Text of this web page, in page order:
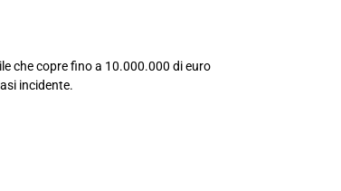
che copre fino a 10.000.000 di euro
incidente.